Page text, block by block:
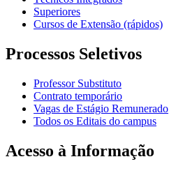
Superiores
Cursos de Extensão (rápidos)
Processos Seletivos
Professor Substituto
Contrato temporário
Vagas de Estágio Remunerado
Todos os Editais do campus
Acesso à Informação